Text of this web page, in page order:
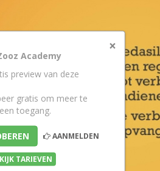
×
Academy
preview van deze
gratis om meer te
toegang.
AANMELDEN
TARIEVEN